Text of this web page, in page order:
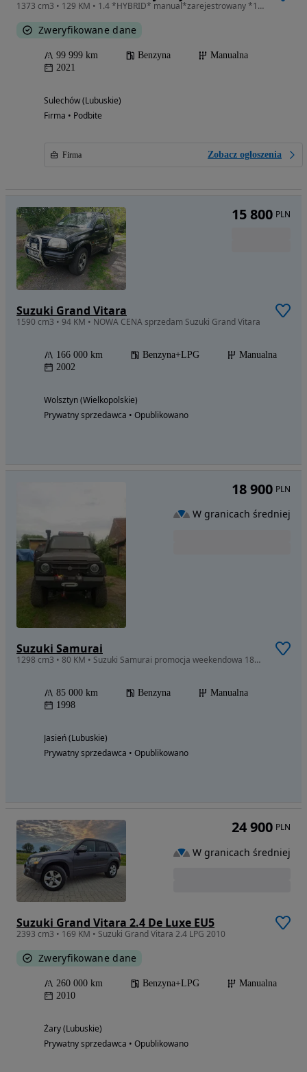
1373 cm3 • 129 KM • 1.4 *HYBRID* manual*zarejestrowany *100.000km* GWARANCJA *bezwypadkowy
Zweryfikowane dane
99 999 km Benzyna
Manualna
2021
Sulechów (Lubuskie)
Firma • Podbite
Firma Zobacz ogłoszenia
Suzuki Grand Vitara
1590 cm3 • 94 KM • NOWA CENA sprzedam Suzuki Grand Vitara
166 000 km Benzyna+LPG
Manualna
2002
Wolsztyn (Wielkopolskie)
Prywatny sprzedawca • Opublikowano
15 800 PLN
Suzuki Samurai
1298 cm3 • 80 KM • Suzuki Samurai promocja weekendowa 18900 z wyciągarką.
85 000 km Benzyna
Manualna
1998
Jasień (Lubuskie)
Prywatny sprzedawca • Opublikowano
18 900 PLN
W granicach średniej
Suzuki Grand Vitara 2.4 De Luxe EU5
2393 cm3 • 169 KM • Suzuki Grand Vitara 2.4 LPG 2010
Zweryfikowane dane
260 000 km Benzyna+LPG
Manualna
2010
Żary (Lubuskie)
Prywatny sprzedawca • Opublikowano
24 900 PLN
W granicach średniej